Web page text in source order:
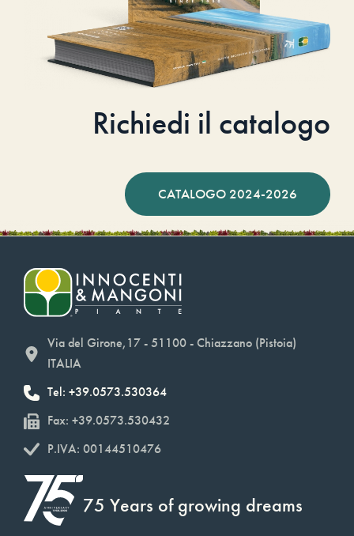
Richiedi il catalogo
CATALOGO 2024-2026
Via del Girone,17 - 51100 - Chiazzano (Pistoia)
ITALIA
Tel: +39.0573.530364
Fax: +39.0573.530432
P.IVA: 00144510476
75 Years of growing dreams